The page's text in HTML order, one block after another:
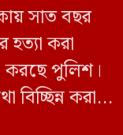
সাত বছর
করা
করছে পুলিশ।
করা